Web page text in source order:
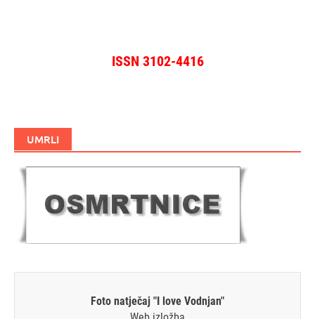
ISSN 3102-4416
UMRLI
Foto natječaj "I love Vodnjan"